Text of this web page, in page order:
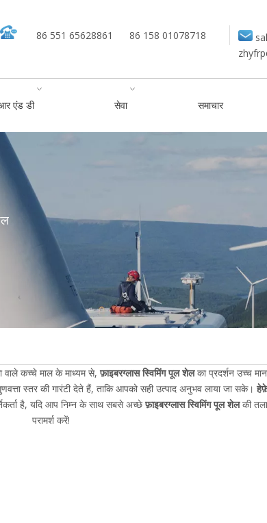
86 551 65628861 86 158 01078718
एंड डी सेवा समाचार
कच्चे माल के माध्यम से,फ़ाइबरग्लास स्विमिंग पूल शेलका प्रदर्शन उच्च
स्तर की गारंटी देते हैं, ताकि आपको सही उत्पाद अनुभव लाया जा सके।
है, यदि आप निम्न के साथ सबसे अच्छेफ़ाइबरग्लास स्विमिंग पूल शेलकी
परामर्श करें!